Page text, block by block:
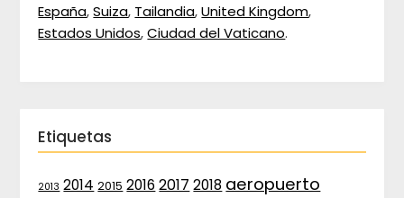
España,Suiza, Tailandia,United Kingdom,
Estados Unidos,Ciudad del Vaticano.
Etiquetas
2013 2014 2015 2016 2017 2018 aeropuerto